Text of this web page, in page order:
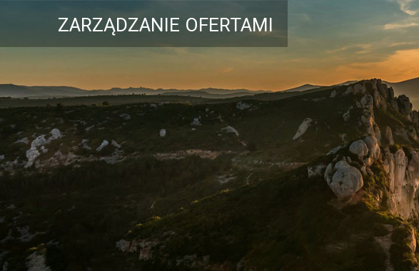
ZARZĄDZANIE OFERTAMI